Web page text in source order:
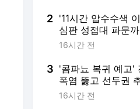
시티 인터뷰]
2 '11시간 압수수색
심판 성접대 파문
대한축구협회, 이게
16시간 전
3 '콤파뇨 복귀 예고'
폭염 뚫고 선두권
나선다! 제주전 관전
16시간 전